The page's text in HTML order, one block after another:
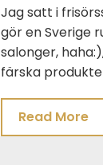
Jag satt i
gör en Sverige
salonger,
färska
Read More